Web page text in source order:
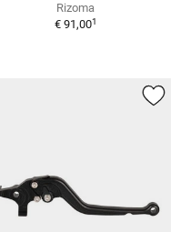
Rizoma
€ 91,001